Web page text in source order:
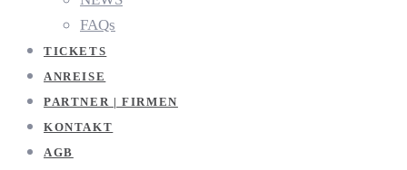
FAQs
TICKETS
ANREISE
PARTNER | FIRMEN
KONTAKT
AGB